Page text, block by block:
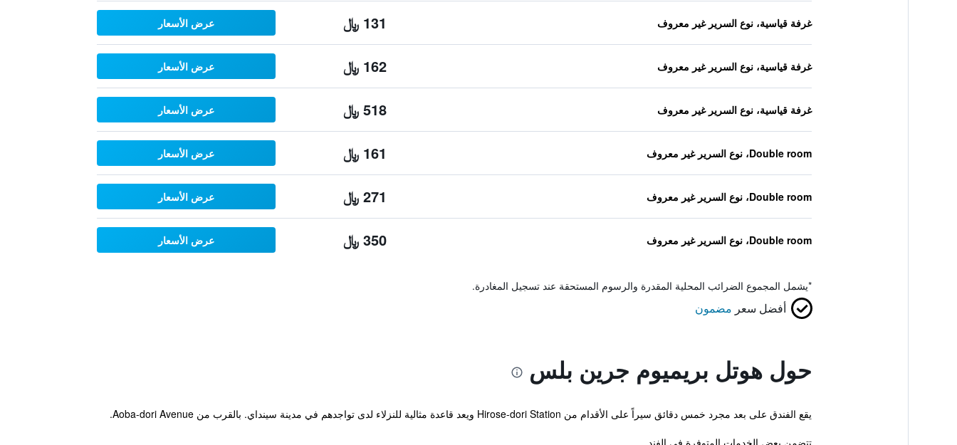
غرفة قياسية، نوع السرير غير معروف 131 ﷼ عرض الأسعار
غرفة قياسية، نوع السرير غير معروف 162 ﷼ عرض الأسعار
غرفة قياسية، نوع السرير غير معروف 518 ﷼ عرض الأسعار
Double room، نوع السرير غير معروف 161 ﷼ عرض الأسعار
Double room، نوع السرير غير معروف 271 ﷼ عرض الأسعار
Double room، نوع السرير غير معروف 350 ﷼ عرض الأسعار
*يشمل المجموع الضرائب المحلية المقدرة والرسوم المستحقة عند تسجيل المغادرة.
أفضل سعر مضمون
حول هوتل بريميوم جرين بلس
يقع الفندق على بعد مجرد خمس دقائق سيراً على الأقدام من Hirose-dori Station ويعد قاعدة مثالية للنزلاء لدى تواجدهم في مدينة سينداي. بالقرب من Aoba-dori Avenue.
تتضمن بعض الخدمات المتوفرة في الفند...